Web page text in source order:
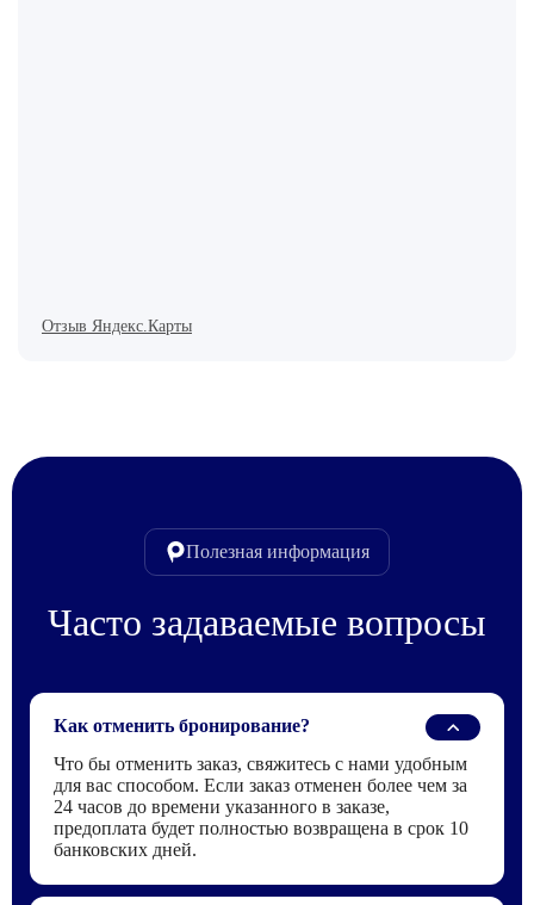
Отзыв Яндекс.Карты
Полезная информация
Часто задаваемые вопросы
Как отменить бронирование?
Что бы отменить заказ, свяжитесь с нами удобным
для вас способом. Если заказ отменен более чем за
24 часов до времени указанного в заказе,
предоплата будет полностью возвращена в срок 10
банковских дней.